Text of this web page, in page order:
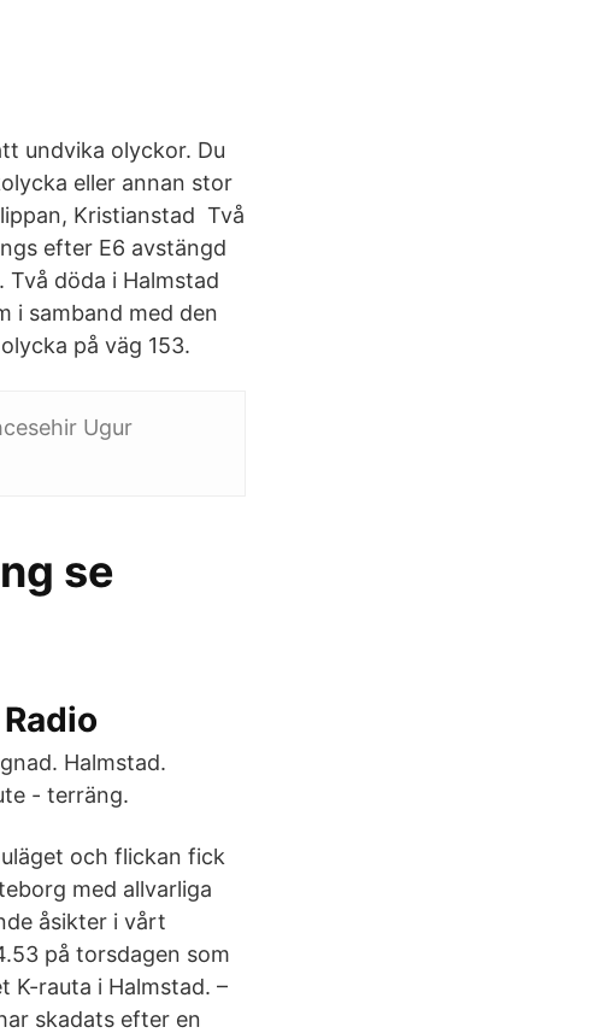
undvika olyckor. Du
eller annan stor
Kristianstad Två
efter E6 avstängd
döda i Halmstad
i samband med den
på väg 153.
Ugur
se
Halmstad.
- terräng.
och flickan fick
med allvarliga
åsikter i vårt
på torsdagen som
K-rauta i Halmstad. –
skadats efter en